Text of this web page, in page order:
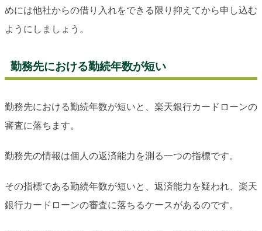
めには他社からの借り入れをできる限り抑えてから申し込む
ようにしましょう。
勤務先における勤続年数が短い
勤務先における勤続年数が短いと、楽天銀行カードローンの
審査に落ちます。
勤務先の情報は個人の返済能力を測る一つの指標です。
その指標である勤続年数が短いと、返済能力を疑われ、楽天
銀行カードローンの審査に落ちるケースがあるのです。